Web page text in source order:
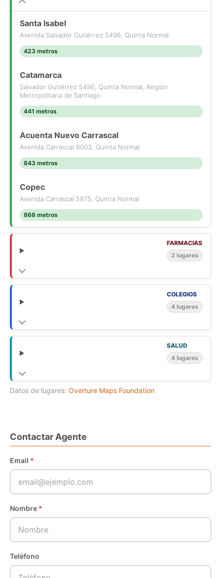
Santa Isabel
Avenida Salvador Gutiérrez 5496, Quinta Normal
423 metros
Catamarca
Salvador Gutiérrez 5496, Quinta Normal, Región
Metropolitana de Santiago
441 metros
Acuenta Nuevo Carrascal
Avenida Carrascal 6003, Quinta Normal
843 metros
Copec
Avenida Carrascal 5875, Quinta Normal
868 metros
FARMACIAS
2 lugares
COLEGIOS
4 lugares
SALUD
4 lugares
Datos de lugares: Overture Maps Foundation
Contactar Agente
Email *
Nombre *
Teléfono